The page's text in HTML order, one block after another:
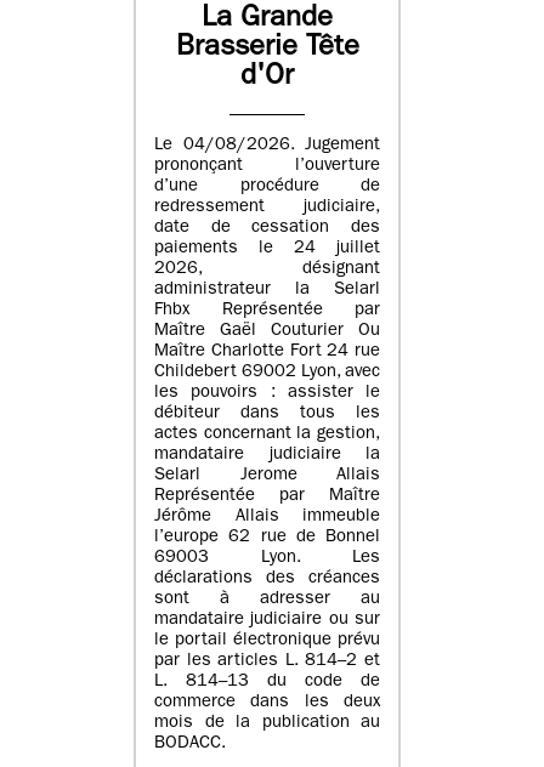
La Grande
Brasserie Tête
d'Or
Le 04/08/2026. Jugement
prononçant l’ouverture
d’une procédure de
redressement judiciaire,
date de cessation des
paiements le 24 juillet
2026, désignant
administrateur la Selarl
Fhbx Représentée par
Maître Gaël Couturier Ou
Maître Charlotte Fort 24 rue
Childebert 69002 Lyon, avec
les pouvoirs : assister le
débiteur dans tous les
actes concernant la gestion,
mandataire judiciaire la
Selarl Jerome Allais
Représentée par Maître
Jérôme Allais immeuble
l’europe 62 rue de Bonnel
69003 Lyon. Les
déclarations des créances
sont à adresser au
mandataire judiciaire ou sur
le portail électronique prévu
par les articles L. 814–2 et
L. 814–13 du code de
commerce dans les deux
mois de la publication au
BODACC.